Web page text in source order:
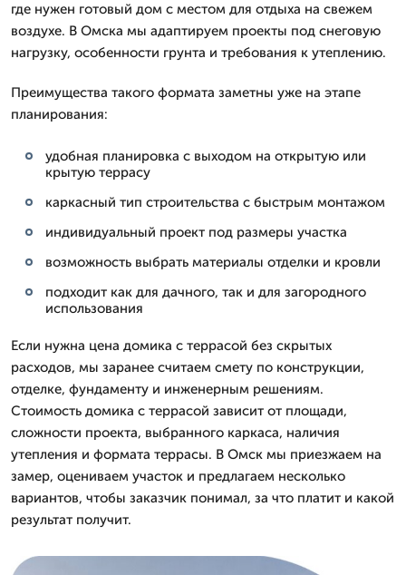
где нужен готовый дом с местом для отдыха на свежем
воздухе. В Омска мы адаптируем проекты под снеговую
нагрузку, особенности грунта и требования к утеплению.
Преимущества такого формата заметны уже на этапе
планирования:
удобная планировка с выходом на открытую или
крытую террасу
каркасный тип строительства с быстрым монтажом
индивидуальный проект под размеры участка
возможность выбрать материалы отделки и кровли
подходит как для дачного, так и для загородного
использования
Если нужна цена домика с террасой без скрытых
расходов, мы заранее считаем смету по конструкции,
отделке, фундаменту и инженерным решениям.
Стоимость домика с террасой зависит от площади,
сложности проекта, выбранного каркаса, наличия
утепления и формата террасы. В Омск мы приезжаем на
замер, оцениваем участок и предлагаем несколько
вариантов, чтобы заказчик понимал, за что платит и какой
результат получит.